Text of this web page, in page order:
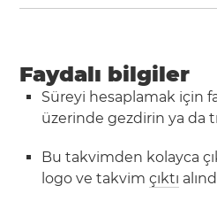
Faydalı bilgiler
Süreyi hesaplamak için
üzerinde gezdirin ya da
Bu takvimden kolayca
logo ve takvimçıktı